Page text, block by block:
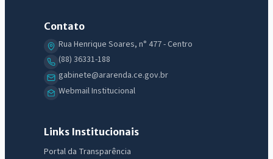
Contato
Rua Henrique Soares, n° 477 - Centro
(88) 36331-188
gabinete@ararenda.ce.gov.br
Webmail Institucional
Links Institucionais
Portal da Transparência